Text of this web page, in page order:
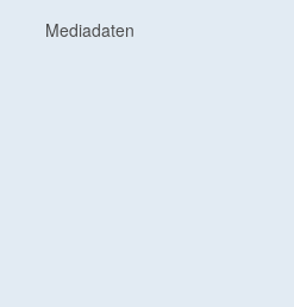
Mediadaten